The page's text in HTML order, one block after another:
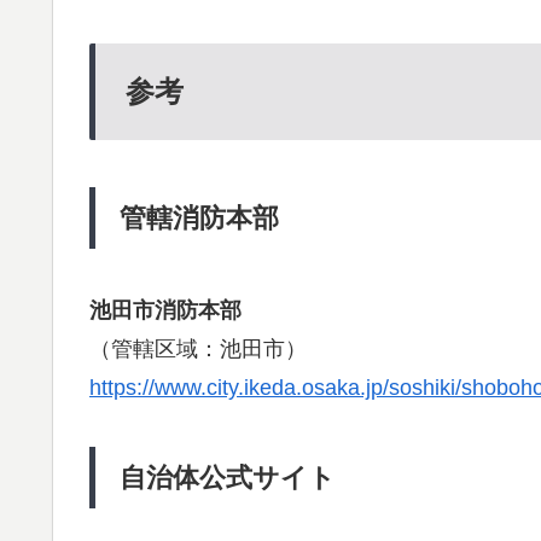
参考
管轄消防本部
池田市消防本部
（管轄区域：池田市）
https://www.city.ikeda.osaka.jp/soshiki/
自治体公式サイト